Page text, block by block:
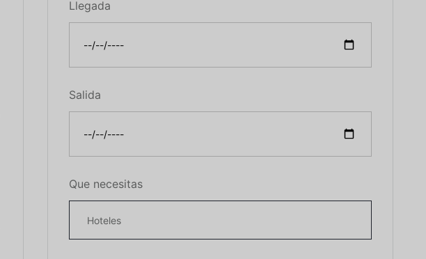
Llegada
Salida
Que necesitas